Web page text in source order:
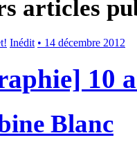
articles
Inédit • 14 décembre 2012
10
Blanc